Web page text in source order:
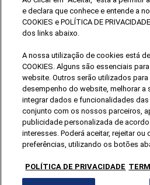
+351 231 937
*Chamada para a
e declara que conhece e entende a
COOKIES e POLÍTICA DE
dos links abaixo.
A nossa utilização de cookies está
COOKIES. Alguns são essenciais
website. Outros serão utilizados para
desempenho do website, melhorar a
integrar dados e funcionalidades
conjunto com os nossos parceiros,
publicidade personalizada de
interesses. Poderá aceitar, rejeitar ou
preferências, utilizando os botões
POLÍTICA DE PRIVACIDADE